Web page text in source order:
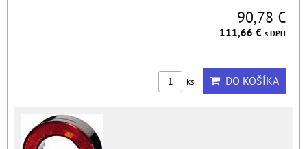
90,78 €
111,66 € s DPH
ks DO KOŠÍKA